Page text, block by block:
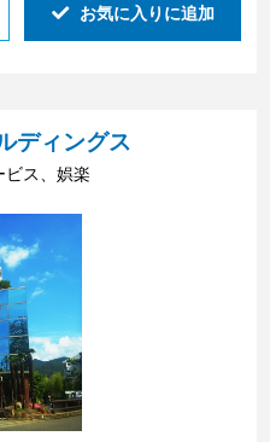
お気に入りに追加
ディングス
ビス、娯楽